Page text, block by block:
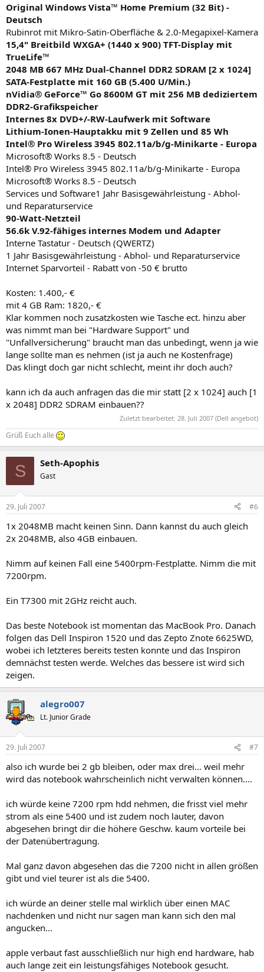
Original Windows Vista™ Home Premium (32 Bit) -
Deutsch
Rubinrot mit Mikro-Satin-Oberfläche & 2.0-Megapixel-Kamera
15,4" Breitbild WXGA+ (1440 x 900) TFT-Display mit
TrueLife™
2048 MB 667 MHz Dual-Channel DDR2 SDRAM [2 x 1024]
SATA-Festplatte mit 160 GB (5.400 U/Min.)
nVidia® GeForce™ Go 8600M GT mit 256 MB dediziertem
DDR2-Grafikspeicher
Internes 8x DVD+/-RW-Laufwerk mit Software
Lithium-Ionen-Hauptakku mit 9 Zellen und 85 Wh
Intel® Pro Wireless 3945 802.11a/b/g-Minikarte - Europa
Microsoft® Works 8.5 - Deutsch
Intel® Pro Wireless 3945 802.11a/b/g-Minikarte - Europa
Microsoft® Works 8.5 - Deutsch
Services und Software1 Jahr Basisgewährleistung - Abhol-
und Reparaturservice
90-Watt-Netzteil
56.6k V.92-fähiges internes Modem und Adapter
Interne Tastatur - Deutsch (QWERTZ)
1 Jahr Basisgewährleistung - Abhol- und Reparaturservice
Internet Sparvorteil - Rabatt von -50 € brutto
Kosten: 1.400,- €
mit 4 GB Ram: 1820,- €
Klar kommen noch zusatzkosten wie Tasche ect. hinzu aber
was nimmt man bei "Hardware Support" und
"Unfallversicherung" braucht man das unbedingt, wenn ja wie
lange sollte man es nehmen (ist ja auch ne Kostenfrage)
Das klingt doch gar nicht schlecht, meint ihr doch auch?
kann ich da auch anfragen das die mir statt [2 x 1024] auch [1
x 2048] DDR2 SDRAM einbauen??
Zuletzt bearbeitet: 28. Juli 2007 (Dell angebot)
Grüß Euch alle
S Seth-Apophis
Gast
29. Juli 2007 #6
1x 2048MB macht keinen Sinn. Dann kannst du auch gleich
2x 2048MB, also 4GB einbauen.
Nimm auf keinen Fall eine 5400rpm-Festplatte. Nimm die mit
7200rpm.
Ein T7300 mit 2GHz reicht auch.
Das beste Notebook ist momentan das MacBook Pro. Danach
folgen das Dell Inspiron 1520 und das Zepto Znote 6625WD,
wobei ich letzteres bereits testen konnte und das Inspiron
demnächst testen werde. Welches das bessere ist wird sich
zeigen.
alegro007
Lt. Junior Grade
29. Juli 2007 #7
also ich wurde bei 2 gb bleiben, oder max drei... weil mehr
wird das notebook wahrscheinlich nicht verwalten können....
ich würde keine 7200 rpm hdd nehmen, die frisst viel mehr
strom als eine 5400 und ist zudem noch lauter, davon
abgesehen bringt dir die höhere Geschw. kaum vorteile bei
der Datenübertragung.
Mal ganz davon abgesehen das die 7200 nicht in allen größen
gibt und viel teurer ist als die 5400.
ich würde an deiner stelle mal wirklich über einen MAC
nachdenken und nicht nur sagen man kann sich den mal
angucken...
apple verbaut fast ausschließlich nur high end hardware, hab
auch lange zeit ein leistungsfähiges Notebook gesucht.